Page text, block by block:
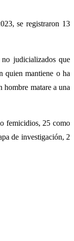
se registraron 13
judicializados que
quien mantiene o ha
matare a una
femicidios, 25 como
de investigación, 2